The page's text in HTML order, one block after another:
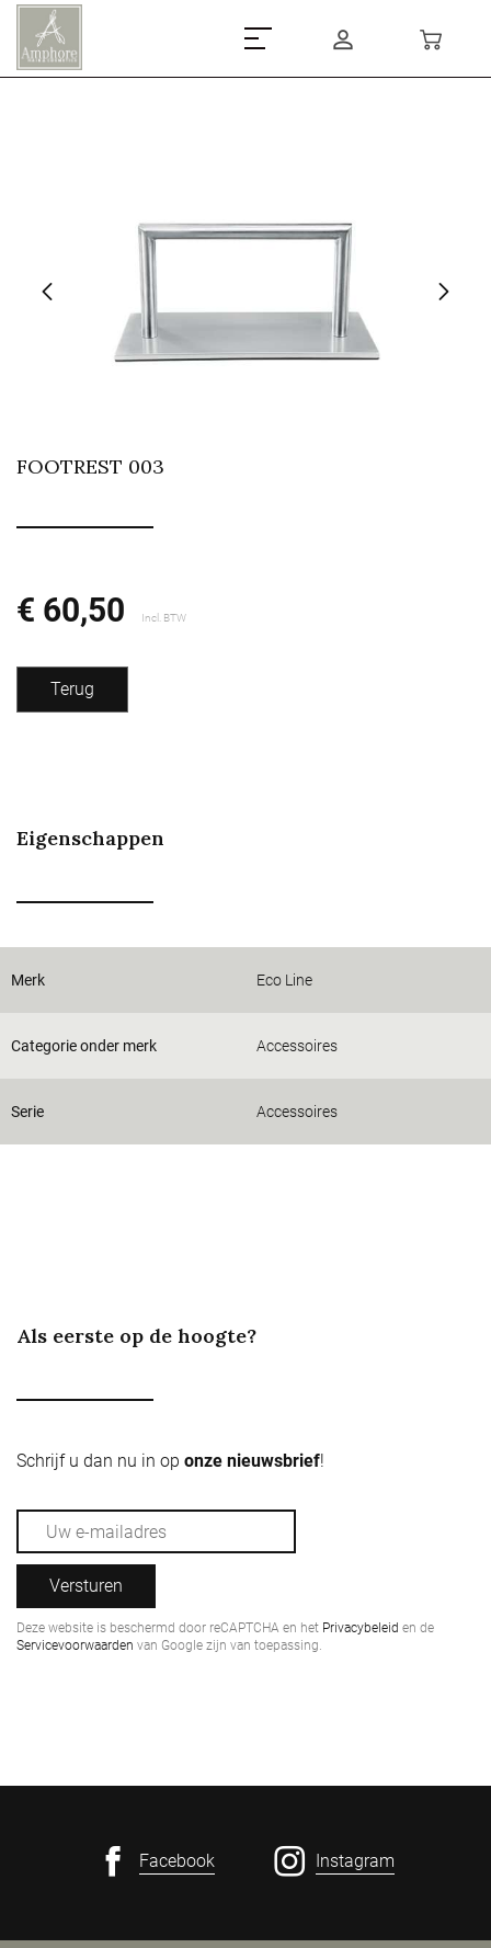
FOOTREST 003
€ 60,50 Incl. BTW
Terug
Eigenschappen
Merk Eco Line
Categorie onder merk Accessoires
Serie Accessoires
Als eerste op de hoogte?
Schrijf u dan nu in op onze nieuwsbrief!
Versturen
Deze website is beschermd door reCAPTCHA en het Privacybeleid en de
Servicevoorwaarden van Google zijn van toepassing.
Facebook Instagram